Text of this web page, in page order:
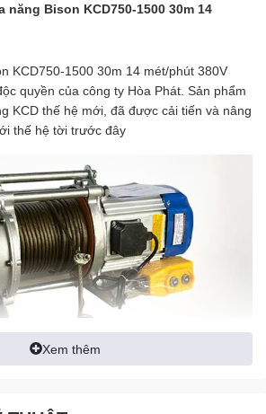
Bison KCD750-1500 30m 14
KCD750-1500 30m 14 mét/phút 380V
quyền của công ty Hòa Phát. Sản phẩm
KCD thế hệ mới, đã được cải tiến và nâng
thế hệ tời trước đây
Xem thêm